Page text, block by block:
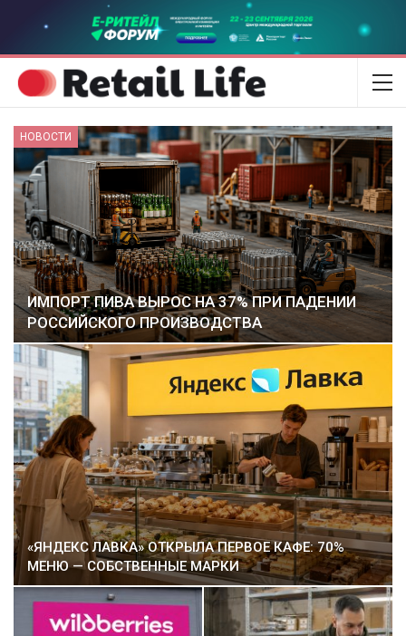
НОВОСТИ
ИМПОРТ ПИВА ВЫРОС НА 37% ПРИ ПАДЕНИИ
РОССИЙСКОГО ПРОИЗВОДСТВА
«ЯНДЕКС ЛАВКА» ОТКРЫЛА ПЕРВОЕ КАФЕ: 70%
МЕНЮ — СОБСТВЕННЫЕ МАРКИ